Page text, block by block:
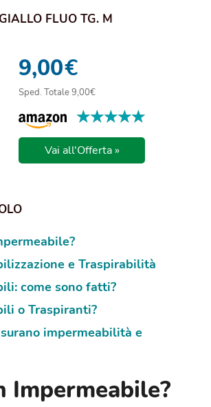
FLUO TG. M
9,00€
Sped. Totale 9,00€
★★★★★
★★★★★
Vai all'Offerta »
e Traspirabilità
come sono fatti?
o Traspiranti?
impermeabilità e
Impermeabile?